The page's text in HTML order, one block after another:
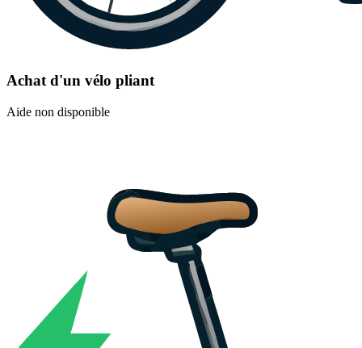
Achat d'un vélo pliant
Aide non disponible